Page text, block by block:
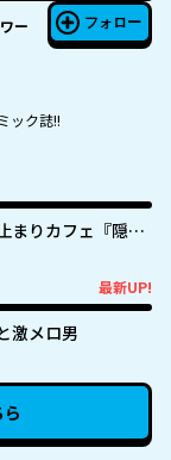
ー フォロー
ック誌!!
まりカフェ『隠れ
頭文官様がくつろ
最新UP!
激メロ男